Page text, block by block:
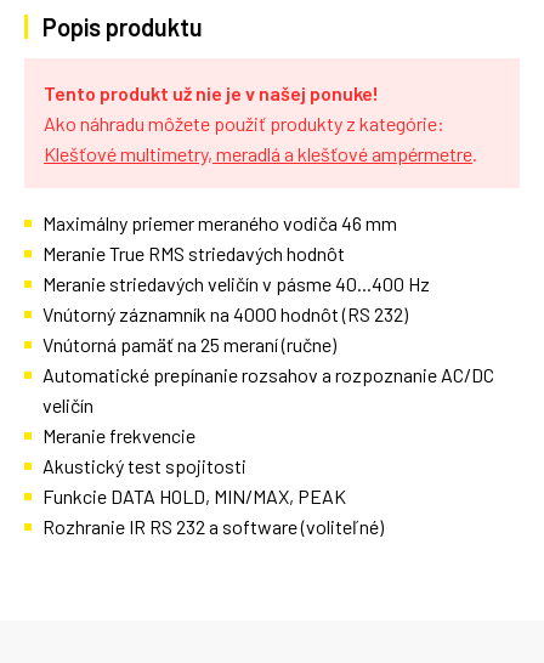
Popis produktu
Tento produkt už nie je v našej ponuke!
Ako náhradu môžete použiť produkty z kategórie:
Klešťové multimetry, meradlá a klešťové ampérmetre.
Maximálny priemer meraného vodiča 46 mm
Meranie True RMS striedavých hodnôt
Meranie striedavých veličín v pásme 40...400 Hz
Vnútorný záznamník na 4000 hodnôt (RS 232)
Vnútorná pamäť na 25 meraní (ručne)
Automatické prepínanie rozsahov a rozpoznanie AC/DC
veličín
Meranie frekvencie
Akustický test spojitosti
Funkcie DATA HOLD, MIN/MAX, PEAK
Rozhranie IR RS 232 a software (voliteľné)